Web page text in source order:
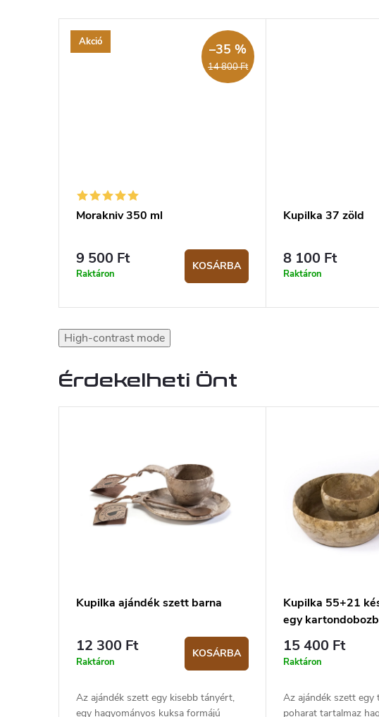
Akció
14 800 Ft
–35 %
Morakniv 350 ml
9 500 Ft
Raktáron
KOSÁRBA
Kupilka 37 zöld
8 100 Ft
Raktáron
High-contrast mode
Érdekelheti Önt
Kupilka ajándék szett barna
12 300 Ft
Raktáron
KOSÁRBA
Az ajándék szett egy kisebb tányért,
egy hagyományos kuksa formájú
Kupilka 55+21
egy
15 400 Ft
Raktáron
Az ajándék szett egy
poharat tartalmaz